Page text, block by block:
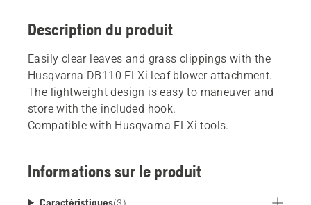
Description du produit
Easily clear leaves and grass clippings with the
Husqvarna DB110 FLXi leaf blower attachment.
The lightweight design is easy to maneuver and
store with the included hook.
Compatible with Husqvarna FLXi tools.
Informations sur le produit
Caractéristiques